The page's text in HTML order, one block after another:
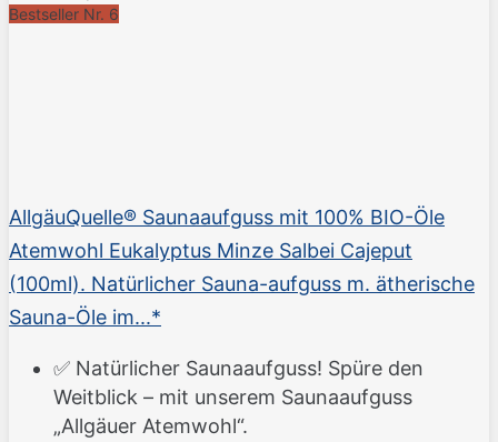
Bestseller Nr. 6
AllgäuQuelle® Saunaaufguss mit 100% BIO-Öle
Atemwohl Eukalyptus Minze Salbei Cajeput
(100ml). Natürlicher Sauna-aufguss m. ätherische
Sauna-Öle im...*
✅ Natürlicher Saunaaufguss! Spüre den
Weitblick – mit unserem Saunaaufguss
„Allgäuer Atemwohl“.